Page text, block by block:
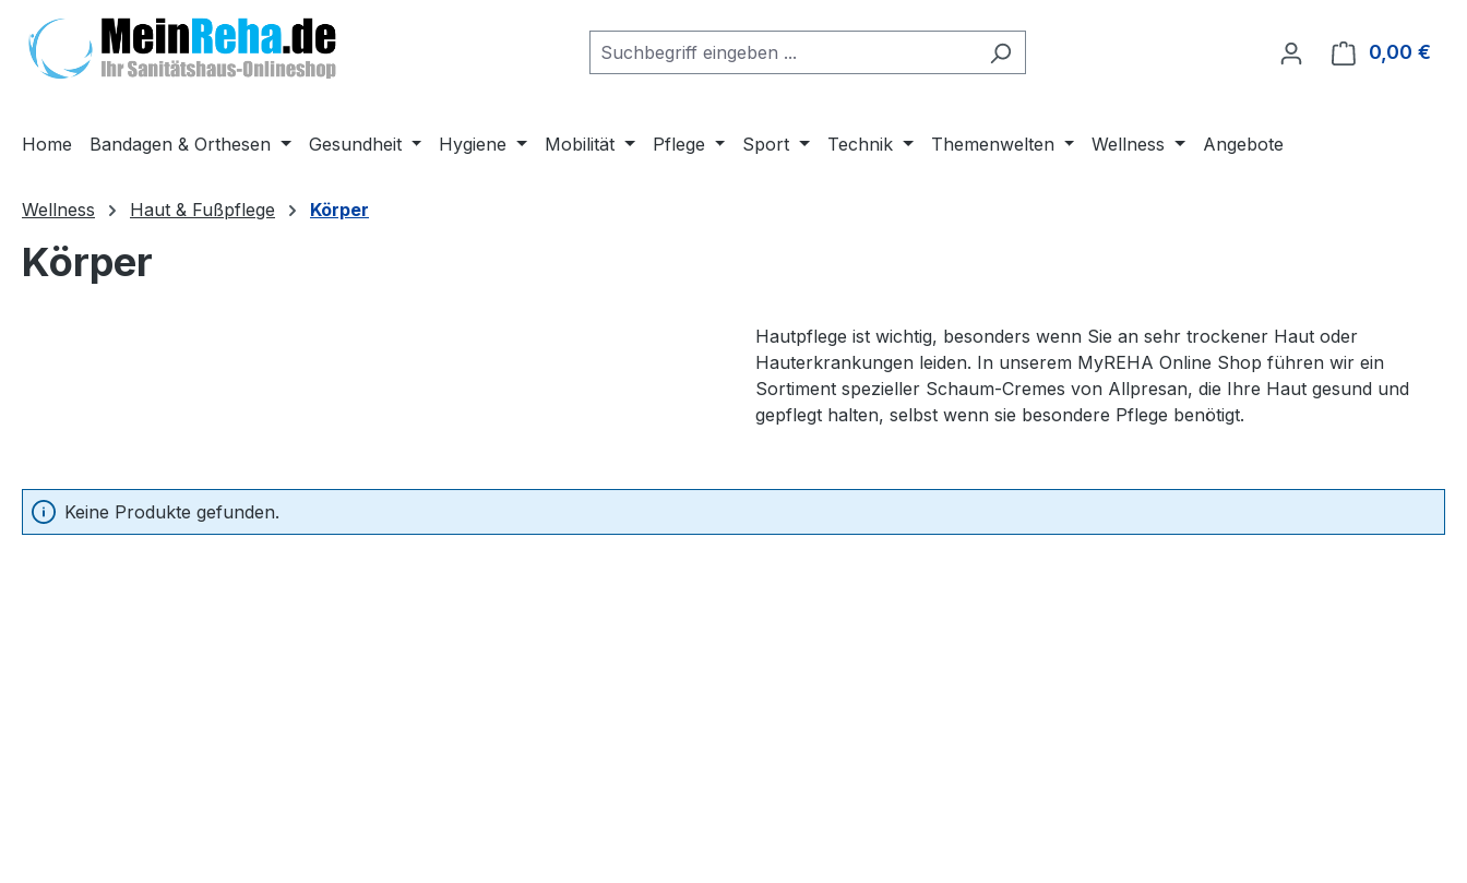
Hauptinhalt springen
Zur Suche springen
Zur Hauptnavigation springen
0,00 €
Home Bandagen & Orthesen Gesundheit Hygiene Mobilität Pflege Sport Technik Themenwelten Wellness Angebote
Wellness Haut & Fußpflege Körper
Körper
Hautpflege ist wichtig, besonders wenn Sie an sehr trockener Haut oder
Hauterkrankungen leiden. In unserem MyREHA Online Shop führen wir ein
Sortiment spezieller Schaum-Cremes von Allpresan, die Ihre Haut gesund und
gepflegt halten, selbst wenn sie besondere Pflege benötigt.
Keine Produkte gefunden.